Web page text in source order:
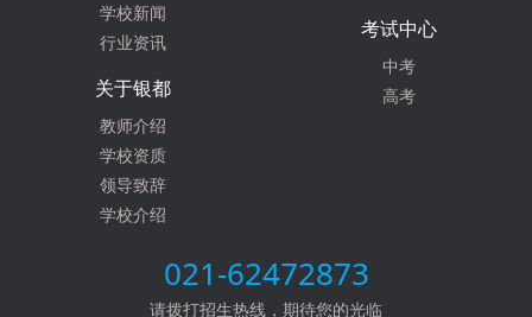
学校新闻
行业资讯
考试中心
中考
高考
关于银都
教师介绍
学校资质
领导致辞
学校介绍
021-62472873
请拨打招生热线，期待您的光临